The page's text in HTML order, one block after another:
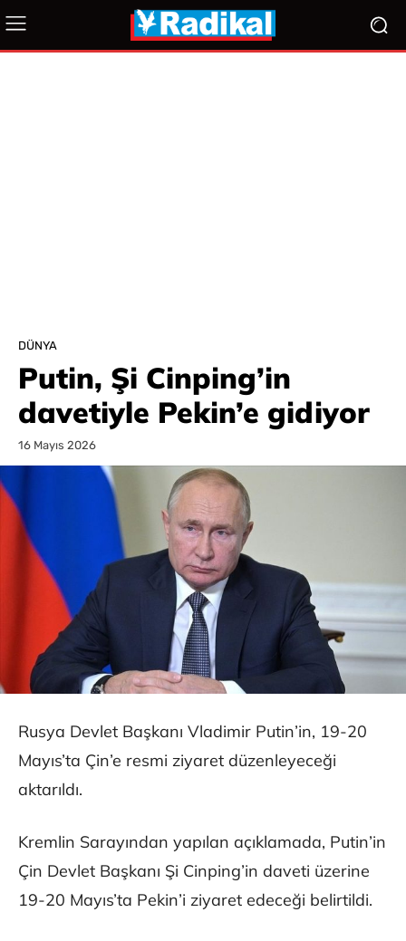
DÜNYA
Putin, Şi Cinping’in
davetiyle Pekin’e gidiyor
16 Mayıs 2026
Rusya Devlet Başkanı Vladimir Putin’in, 19-20
Mayıs’ta Çin’e resmi ziyaret düzenleyeceği
aktarıldı.
Kremlin Sarayından yapılan açıklamada, Putin’in
Çin Devlet Başkanı Şi Cinping’in daveti üzerine
19-20 Mayıs’ta Pekin’i ziyaret edeceği belirtildi.